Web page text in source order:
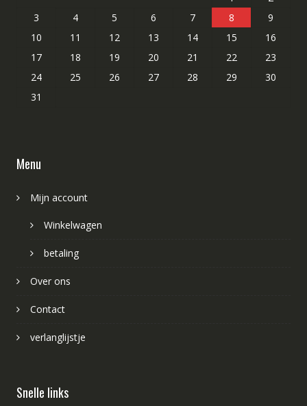
3
4 5 6 7 8
9
10
11 12 13 14 15
16
17
18 19 20 21 22
23
24
25 26 27 28 29
30
31
Menu
Mijn account
Winkelwagen
betaling
Over ons
Contact
verlanglijstje
Snelle links